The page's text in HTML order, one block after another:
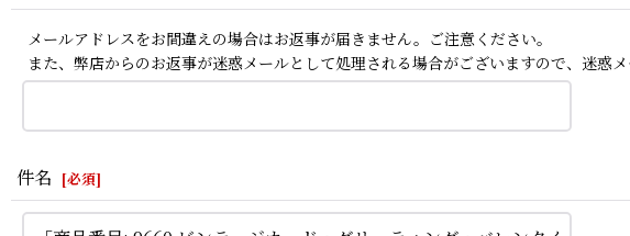
メールアドレスをお間違えの場合はお返事が届きません。ご注意ください。
また、弊店からのお返事が迷惑メールとして処理される場合がございますので、迷惑メ
件名 [必須]